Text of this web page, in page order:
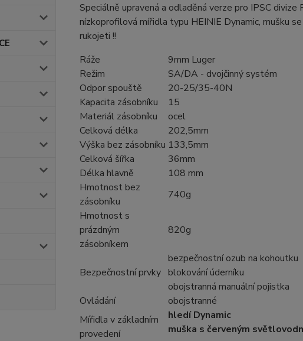
Speciálně upravená a odladěná verze pro IPSC
nízkoprofilová mířidla typu HEINIE Dynamic, mušku
rukojeti !!
Ráže
9mm Luger
Režim
SA/DA - dvojčinný systém
Odpor spouště
20-25/35-40N
Kapacita zásobníku
15
Materiál zásobníku
ocel
Celková délka
202,5mm
Výška bez zásobníku 133,5mm
Celková šířka
36mm
Délka hlavně
108 mm
Hmotnost bez
zásobníku
740g
Hmotnost s
prázdným
zásobníkem
820g
Bezpečnostní prvky
bezpečnostní ozub na kohoutku
blokování úderníku
obojstranná manuální pojistka
Ovládání
obojstranné
Mířidla v základním
provedení
hledí Dynamic
muška s červeným